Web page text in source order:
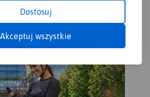
Dostosuj
Akceptuj wszystkie